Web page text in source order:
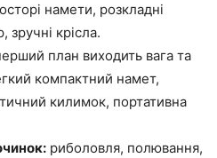
намети, розкладні
зручні крісла.
план виходить вага та
компактний намет,
килимок, портативна
риболовля, полювання,